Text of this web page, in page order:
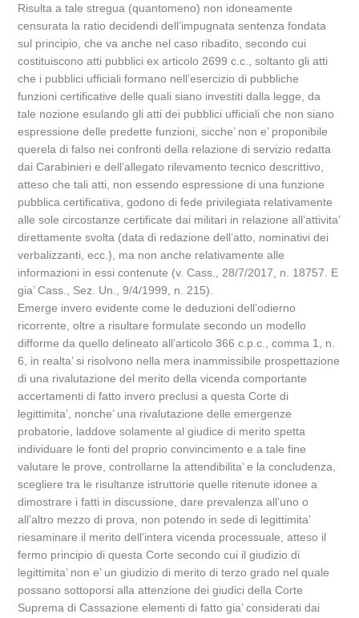
Risulta a tale stregua (quantomeno) non idoneamente
censurata la ratio decidendi dell’impugnata sentenza fondata
sul principio, che va anche nel caso ribadito, secondo cui
costituiscono atti pubblici ex articolo 2699 c.c., soltanto gli atti
che i pubblici ufficiali formano nell’esercizio di pubbliche
funzioni certificative delle quali siano investiti dalla legge, da
tale nozione esulando gli atti dei pubblici ufficiali che non siano
espressione delle predette funzioni, sicche’ non e’ proponibile
querela di falso nei confronti della relazione di servizio redatta
dai Carabinieri e dell’allegato rilevamento tecnico descrittivo,
atteso che tali atti, non essendo espressione di una funzione
pubblica certificativa, godono di fede privilegiata relativamente
alle sole circostanze certificate dai militari in relazione all’attivita’
direttamente svolta (data di redazione dell’atto, nominativi dei
verbalizzanti, ecc.), ma non anche relativamente alle
informazioni in essi contenute (v. Cass., 28/7/2017, n. 18757. E
gia’ Cass., Sez. Un., 9/4/1999, n. 215).
Emerge invero evidente come le deduzioni dell’odierno
ricorrente, oltre a risultare formulate secondo un modello
difforme da quello delineato all’articolo 366 c.p.c., comma 1, n.
6, in realta’ si risolvono nella mera inammissibile prospettazione
di una rivalutazione del merito della vicenda comportante
accertamenti di fatto invero preclusi a questa Corte di
legittimita’, nonche’ una rivalutazione delle emergenze
probatorie, laddove solamente al giudice di merito spetta
individuare le fonti del proprio convincimento e a tale fine
valutare le prove, controllarne la attendibilita’ e la concludenza,
scegliere tra le risultanze istruttorie quelle ritenute idonee a
dimostrare i fatti in discussione, dare prevalenza all’uno o
all’altro mezzo di prova, non potendo in sede di legittimita’
riesaminare il merito dell’intera vicenda processuale, atteso il
fermo principio di questa Corte secondo cui il giudizio di
legittimita’ non e’ un giudizio di merito di terzo grado nel quale
possano sottoporsi alla attenzione dei giudici della Corte
Suprema di Cassazione elementi di fatto gia’ considerati dai